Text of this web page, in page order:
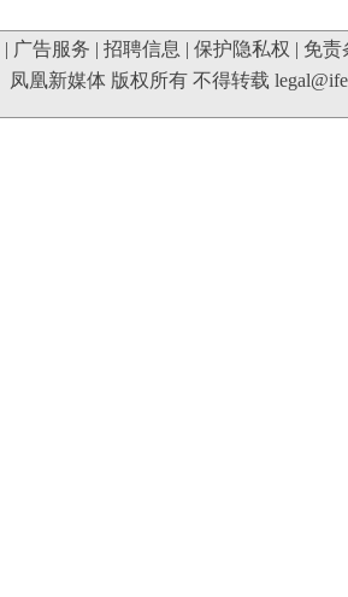
| 广告服务 | 招聘信息 | 保护隐私权 | 免责
凤凰新媒体 版权所有 不得转载